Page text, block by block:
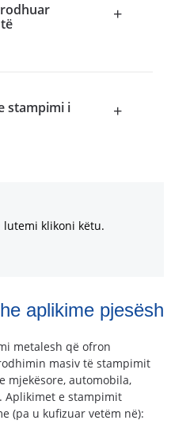
+
stampimi i
+
klikoni këtu.
aplikime pjesësh
metalesh që ofron
masiv të stampimit
mjekësore, automobila,
Aplikimet e stampimit
(pa u kufizuar vetëm në):